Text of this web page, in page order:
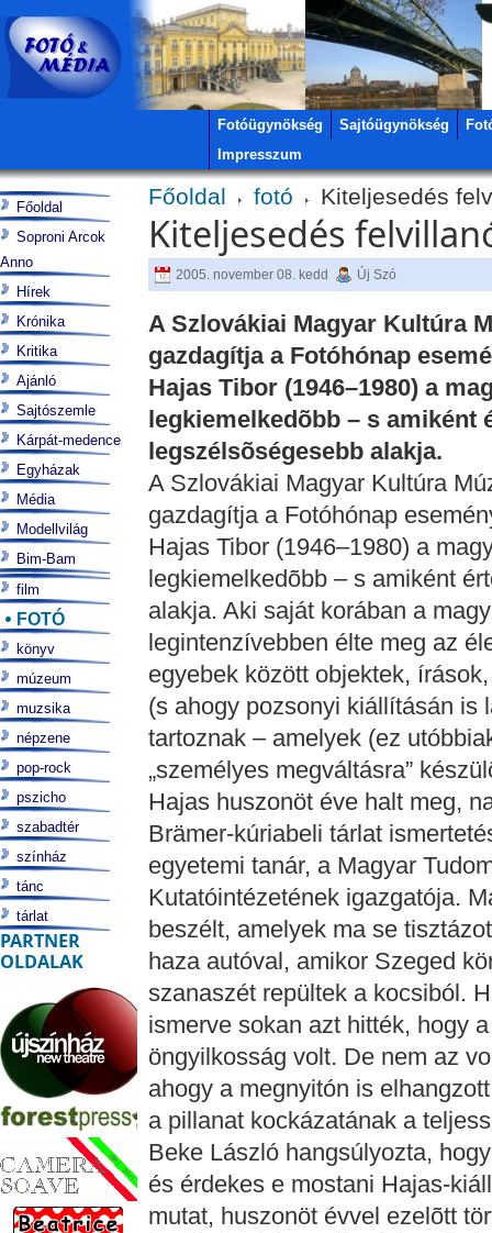
Fotóügynökség Sajtóügynökség
Impresszum
Főoldal fotó Kiteljesedés
Kiteljesedés
2005. november 08. kedd Új Szó
A Szlovákiai Magyar Kultúra
gazdagítja a Fotóhónap
Hajas Tibor (1946–1980) a
legkiemelkedõbb – s amiként
legszélsõségesebb alakja.
A Szlovákiai Magyar Kultúra
gazdagítja a Fotóhónap
Hajas Tibor (1946–1980) a
legkiemelkedõbb – s amiként
alakja. Aki saját korában a
legintenzívebben élte meg az
egyebek között objektek,
(s ahogy pozsonyi kiállításán is
tartoznak – amelyek (ez
„személyes megváltásra”
Hajas huszonöt éve halt meg,
Brämer-kúriabeli tárlat
egyetemi tanár, a Magyar
Kutatóintézetének igazgatója.
beszélt, amelyek ma se
haza autóval, amikor Szeged
szanaszét repültek a kocsiból.
ismerve sokan azt hitték, hogy
öngyilkosság volt. De nem az
ahogy a megnyitón is
a pillanat kockázatának a
Beke László hangsúlyozta,
és érdekes e mostani Hajas-
mutat, huszonöt évvel ezelõtt
Főoldal
Soproni Arcok
Anno
Hírek
Krónika
Kritika
Ajánló
Sajtószemle
Kárpát-medence
Egyházak
Média
Modellvilág
Bim-Bam
film
FOTÓ
könyv
múzeum
muzsika
népzene
pop-rock
pszicho
szabadtér
színház
tánc
tárlat
PARTNER
OLDALAK